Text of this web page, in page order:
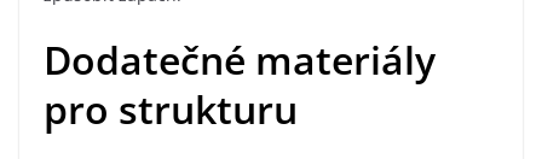
Dodatečné materiály
pro strukturu